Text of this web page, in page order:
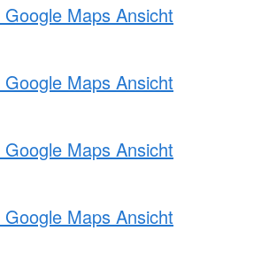
Maps Ansicht
Maps Ansicht
Maps Ansicht
Maps Ansicht